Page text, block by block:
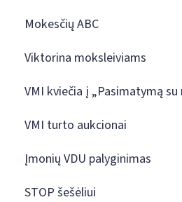
Mokesčių ABC
Viktorina moksleiviams
VMI kviečia į „Pasimatymą
VMI turto aukcionai
Įmonių VDU palyginimas
STOP šešėliui